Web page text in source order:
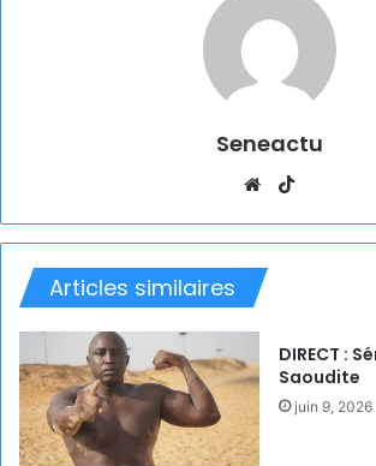
Seneactu
Website
Articles similaires
DIRECT :
Saoudite
juin 9, 2026